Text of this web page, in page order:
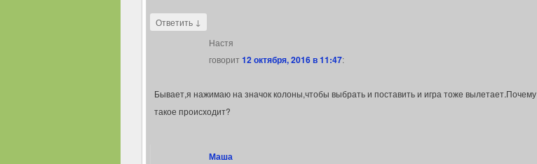
Ответить ↓
Настя
говорит12 октября, 2016 в 11:47:
Бывает,я нажимаю на значок колоны,чтобы выбрать и поставить и игра тоже вылетает.Почему
такое происходит?
Маша